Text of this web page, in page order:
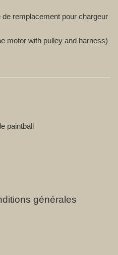
remplacement pour chargeur
motor with pulley and harness)
paintball
générales